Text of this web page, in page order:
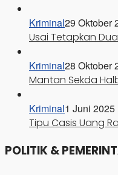
Kriminal29 Oktober
Usai Tetapkan
Kriminal28 Oktober
Mantan Sekda
Kriminal1 Juni 2025
Tipu Casis Uang
POLITIK &